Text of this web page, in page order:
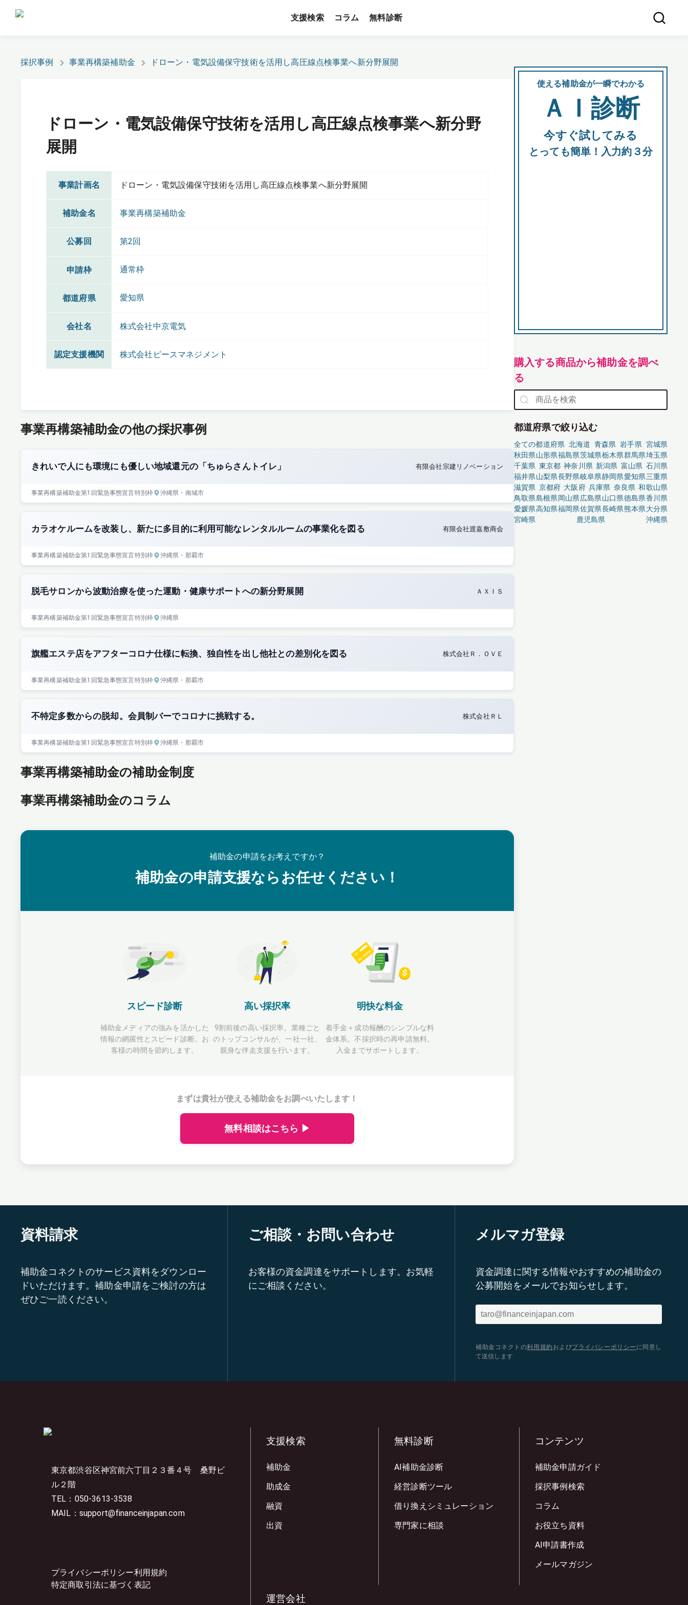
支援検索 コラム 無料診断
採択事例 事業再構築補助金 ドローン・電気設備保守技術を活用し高圧線点検事業へ新分野展開
ドローン・電気設備保守技術を活用し高圧線点検事業へ新分野
展開
事業計画名 ドローン・電気設備保守技術を活用し高圧線点検事業へ新分野展開
補助金名 事業再構築補助金
公募回 第2回
申請枠 通常枠
都道府県 愛知県
会社名 株式会社中京電気
認定支援機関 株式会社ピースマネジメント
事業再構築補助金の他の採択事例
きれいで人にも環境にも優しい地域還元の「ちゅらさんトイレ」 有限会社宗建リノベーション
事業再構築補助金第1回緊急事態宣言特別枠 沖縄県 ・南城市
カラオケルームを改装し、新たに多目的に利用可能なレンタルルームの事業化を図る 有限会社渡嘉敷商会
事業再構築補助金第1回緊急事態宣言特別枠 沖縄県 ・那覇市
脱毛サロンから波動治療を使った運動・健康サポートへの新分野展開 ＡＸＩＳ
事業再構築補助金第1回緊急事態宣言特別枠 沖縄県
旗艦エステ店をアフターコロナ仕様に転換、独自性を出し他社との差別化を図る 株式会社Ｒ．ＯＶＥ
事業再構築補助金第1回緊急事態宣言特別枠 沖縄県 ・那覇市
不特定多数からの脱却。会員制バーでコロナに挑戦する。 株式会社ＲＬ
事業再構築補助金第1回緊急事態宣言特別枠 沖縄県 ・那覇市
事業再構築補助金の補助金制度
事業再構築補助金のコラム
補助金の申請をお考えですか？
補助金の申請支援ならお任せください！
スピード診断
補助金メディアの強みを活かした
情報の網羅性とスピード診断。お
客様の時間を節約します。
高い採択率
9割前後の高い採択率。業種ごと
のトップコンサルが、一社一社、
親身な伴走支援を行います。
明快な料金
着手金＋成功報酬のシンプルな料
金体系。不採択時の再申請無料。
入金までサポートします。
まずは貴社が使える補助金をお調べいたします！
無料相談はこちら ▶
使える補助金が一瞬でわかる
ＡＩ診断
今すぐ試してみる
とっても簡単！入力約３分
購入する商品から補助金を調べ
る
都道府県で絞り込む
全ての都道府県 北海道 青森県 岩手県 宮城県
秋田県山形県福島県茨城県栃木県群馬県埼玉県
千葉県 東京都 神奈川県 新潟県 富山県 石川県
福井県山梨県長野県岐阜県静岡県愛知県三重県
滋賀県 京都府 大阪府 兵庫県 奈良県 和歌山県
鳥取県島根県岡山県広島県山口県徳島県香川県
愛媛県高知県福岡県佐賀県長崎県熊本県大分県
宮崎県
鹿児島県 沖縄県
資料請求
補助金コネクトのサービス資料をダウンロー
ドいただけます。補助金申請をご検討の方は
ぜひご一読ください。
ご相談・お問い合わせ
お客様の資金調達をサポートします。お気軽
にご相談ください。
メルマガ登録
資金調達に関する情報やおすすめの補助金の
公募開始をメールでお知らせします。
補助金コネクトの利用規約 およびプライバシーポリシー に同意し
て送信します
東京都渋谷区神宮前六丁目２３番４号 桑野ビ
ル２階
TEL：050-3613-3538
MAIL：support@financeinjapan.com
プライバシーポリシー利用規約
特定商取引法に基づく表記
支援検索
補助金
助成金
融資
出資
無料診断
AI補助金診断
経営診断ツール
借り換えシミュレーション
専門家に相談
コンテンツ
補助金申請ガイド
採択事例検索
コラム
お役立ち資料
AI申請書作成
メールマガジン
運営会社